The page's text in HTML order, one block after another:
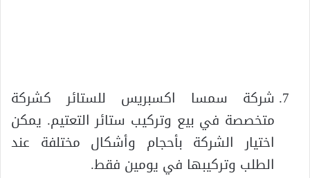
شركة سمسا اكسبريس للستائر كشركة
متخصصة في بيع وتركيب ستائر التعتيم. يمكن
اختيار الشركة بأحجام وأشكال مختلفة عند
الطلب وتركيبها في يومين فقط.